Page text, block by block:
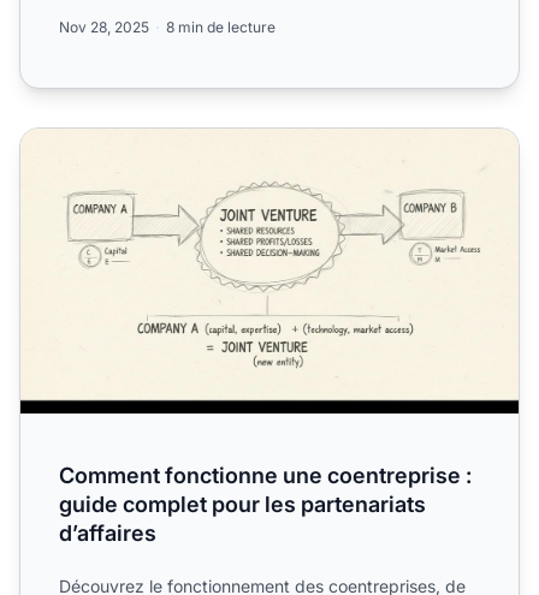
Nov 28, 2025 8 min de lecture
Comment fonctionne une coentreprise : guide complet
Comment fonctionne une coentreprise :
guide complet pour les partenariats
d’affaires
Découvrez le fonctionnement des coentreprises, de